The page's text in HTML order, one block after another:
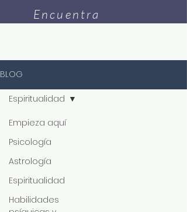
Encuentra
BLOG
Empieza aquí
Psicología
Astrología
Espiritualidad
Habilidades
Espiritualidad